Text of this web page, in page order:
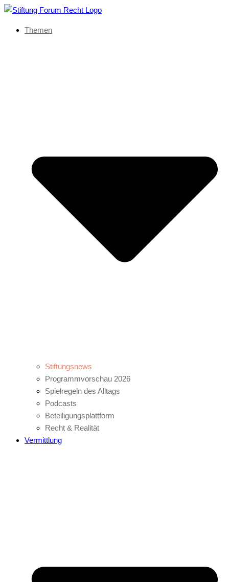
Themen
Stiftungsnews
Programmvorschau 2026
Spielregeln des Alltags
Podcasts
Beteiligungsplattform
Recht & Realität
Vermittlung